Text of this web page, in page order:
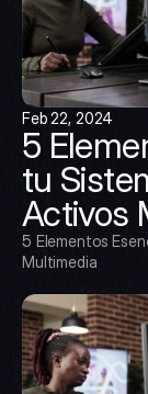
Feb 22, 2024
5
tu
Activos
5 Elementos
Multimedia